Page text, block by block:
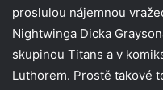
proslulou nájemnou
Nightwinga Dicka
skupinou Titans a v
Luthorem. Prostě takové